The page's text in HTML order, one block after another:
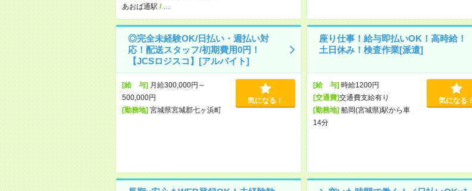
あおば通駅 /
◎完全未経験OK/日払い・週払い対
応！配送スタッフ/初期費用0円！
【JCSロジスコ】[アルバイト]
[給 与]月給300,000円～
500,000円
[勤務地]宮城県宮城郡七ヶ浜町
気になる！
座り仕事！給与即払いOK！高時給！
土日休み！検査作業[派遣]
[給 与]時給1200円
[交通費]交通費支給有り
[勤務地]船岡(宮城県)駅から車
14分
気になる！